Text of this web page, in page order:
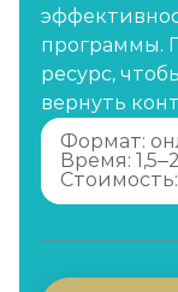
программы.
ресурс,
вернуть
Формат:
Время: